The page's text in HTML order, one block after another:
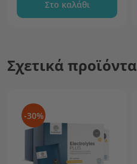
Στο καλάθι
Σχετικά προϊόντα
-30%